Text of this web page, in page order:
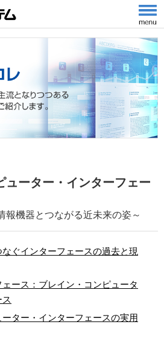
ューター・インターフェー
報機器とつながる近未来の姿～
ぐインターフェースの過去と現
ース：ブレイン・コンピュータ
ター・インターフェースの実用